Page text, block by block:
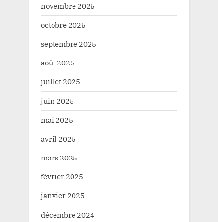
novembre 2025
octobre 2025
septembre 2025
août 2025
juillet 2025
juin 2025
mai 2025
avril 2025
mars 2025
février 2025
janvier 2025
décembre 2024